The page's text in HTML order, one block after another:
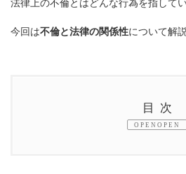
法律上の不倫とはどんな行為を指して
今回は不倫と法律の関係性について解
目次
OPEN